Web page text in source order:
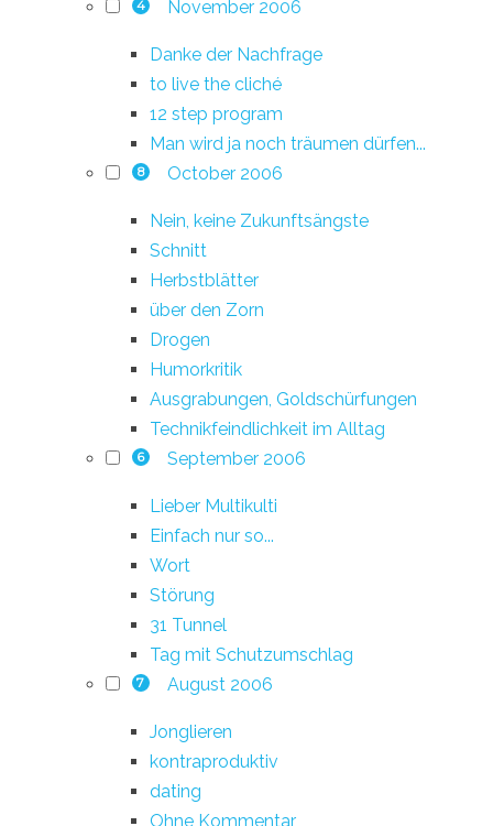
4 November 2006
Danke der Nachfrage
to live the cliché
12 step program
Man wird ja noch träumen dürfen...
8 October 2006
Nein, keine Zukunftsängste
Schnitt
Herbstblätter
über den Zorn
Drogen
Humorkritik
Ausgrabungen, Goldschürfungen
Technikfeindlichkeit im Alltag
6 September 2006
Lieber Multikulti
Einfach nur so...
Wort
Störung
31 Tunnel
Tag mit Schutzumschlag
7 August 2006
Jonglieren
kontraproduktiv
dating
Ohne Kommentar